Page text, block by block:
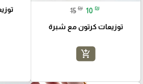
15 ₪ 10 ₪
توزيعات كرتون مع شبرة
add_shopping_cart